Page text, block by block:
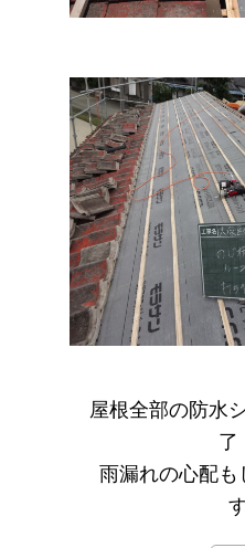
屋根全部の防水
了
雨漏れの心配